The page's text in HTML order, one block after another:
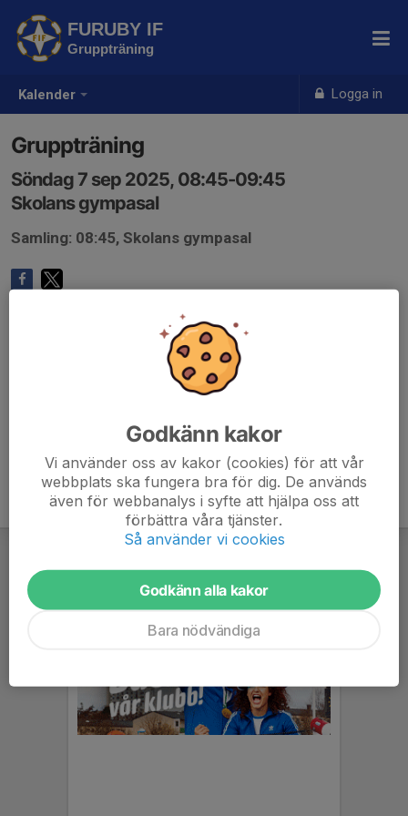
Kalender Logga in
FURUBY IF
Gruppträning
Gruppträning
Söndag 7 sep 2025, 08:45-09:45
Skolans gympasal
Samling: 08:45, Skolans gympasal
Godkänn kakor
Vi använder oss av kakor (cookies) för att vår
webbplats ska fungera bra för dig. De används
även för webbanalys i syfte att hjälpa oss att
förbättra våra tjänster.
Så använder vi cookies
Godkänn alla kakor
Bara nödvändiga